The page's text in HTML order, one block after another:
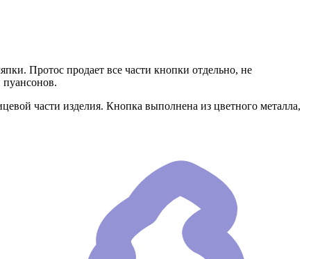
Протос продает все части кнопки отдельно, не
части изделия. Кнопка выполнена из цветного металла,